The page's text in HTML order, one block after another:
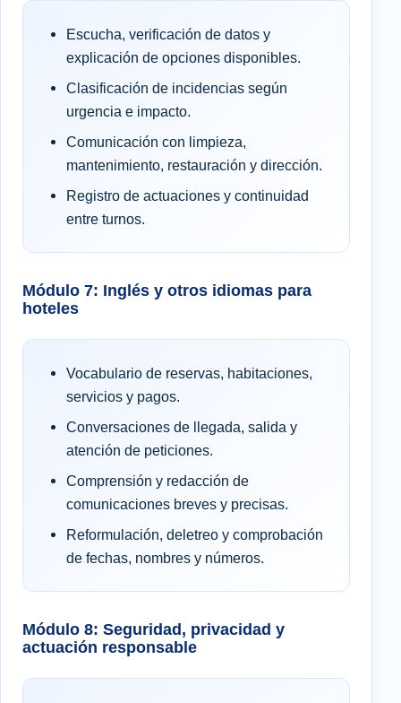
Escucha, verificación de datos y
explicación de opciones disponibles.
Clasificación de incidencias según
urgencia e impacto.
Comunicación con limpieza,
mantenimiento, restauración y dirección.
Registro de actuaciones y continuidad
entre turnos.
Módulo 7: Inglés y otros idiomas para
hoteles
Vocabulario de reservas, habitaciones,
servicios y pagos.
Conversaciones de llegada, salida y
atención de peticiones.
Comprensión y redacción de
comunicaciones breves y precisas.
Reformulación, deletreo y comprobación
de fechas, nombres y números.
Módulo 8: Seguridad, privacidad y
actuación responsable